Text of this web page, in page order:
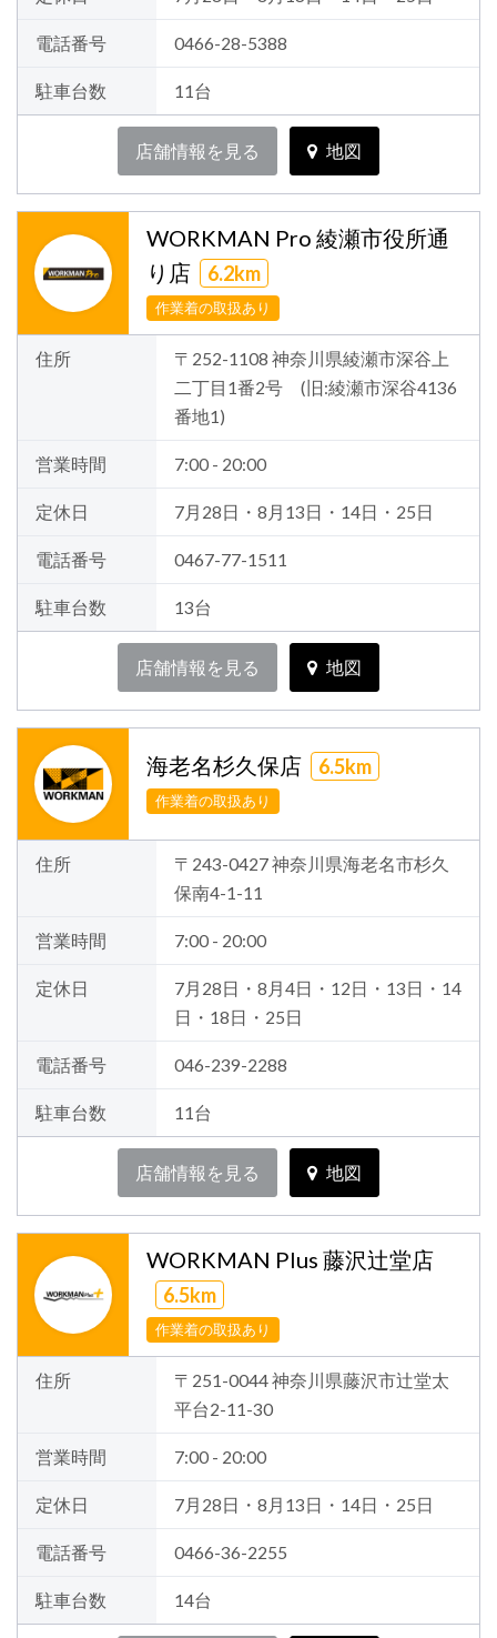
電話番号 0466-28-5388
駐車台数 11台
店舗情報を見る 地図
WORKMAN Pro 綾瀬市役所通
り店
6.2km
作業着の取扱あり
住所
〒252-1108 神奈川県綾瀬市深谷上
二丁目1番2号 (旧:綾瀬市深谷4136
番地1)
営業時間 7:00 - 20:00
定休日 7月28日・8月13日・14日・25日
電話番号 0467-77-1511
駐車台数 13台
店舗情報を見る 地図
海老名杉久保店 6.5km
作業着の取扱あり
住所
〒243-0427 神奈川県海老名市杉久
保南4-1-11
営業時間 7:00 - 20:00
定休日
7月28日・8月4日・12日・13日・14
日・18日・25日
電話番号 046-239-2288
駐車台数 11台
店舗情報を見る 地図
WORKMAN Plus 藤沢辻堂店
6.5km
作業着の取扱あり
住所
〒251-0044 神奈川県藤沢市辻堂太
平台2-11-30
営業時間 7:00 - 20:00
定休日 7月28日・8月13日・14日・25日
電話番号 0466-36-2255
駐車台数 14台